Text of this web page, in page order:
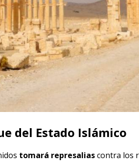
del Estado Islámico
tomará represaliascontra los